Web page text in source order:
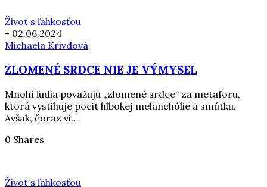
Život s ľahkosťou
- 02.06.2024
Michaela Krivdová
ZLOMENÉ SRDCE NIE JE VÝMYSEL
Mnohí ľudia považujú „zlomené srdce“ za metaforu,
ktorá vystihuje pocit hlbokej melanchólie a smútku.
Avšak, čoraz vi…
0 Shares
Život s ľahkosťou